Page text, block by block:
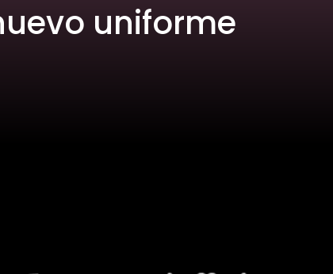
uniforme